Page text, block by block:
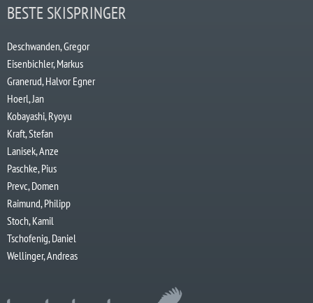
BESTE SKISPRINGER
Deschwanden, Gregor
Eisenbichler, Markus
Granerud, Halvor Egner
Hoerl, Jan
Kobayashi, Ryoyu
Kraft, Stefan
Lanisek, Anze
Paschke, Pius
Prevc, Domen
Raimund, Philipp
Stoch, Kamil
Tschofenig, Daniel
Wellinger, Andreas